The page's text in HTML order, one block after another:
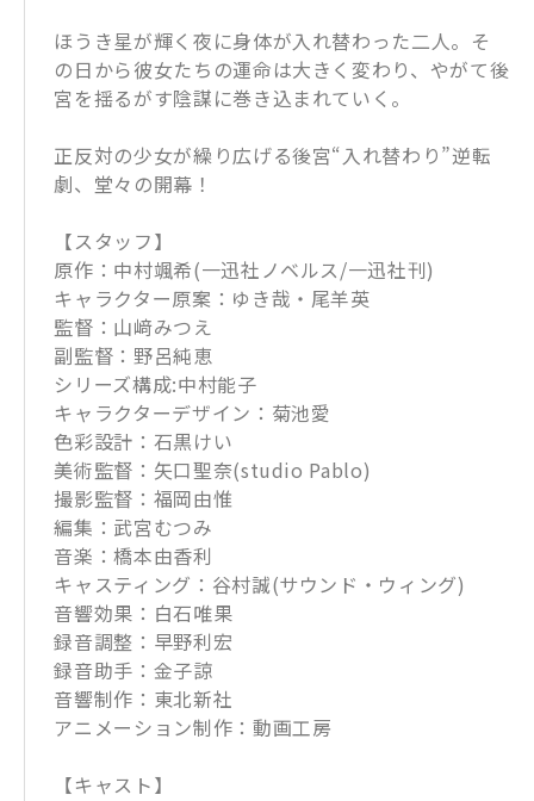
ほうき星が輝く夜に身体が入れ替わった二人。そ
の日から彼女たちの運命は大きく変わり、やがて後
宮を揺るがす陰謀に巻き込まれていく。
正反対の少女が繰り広げる後宮“入れ替わり”逆転
劇、堂々の開幕！
【スタッフ】
原作：中村颯希(一迅社ノベルス/一迅社刊)
キャラクター原案：ゆき哉・尾羊英
監督：山﨑みつえ
副監督：野呂純恵
シリーズ構成:中村能子
キャラクターデザイン：菊池愛
色彩設計：石黒けい
美術監督：矢口聖奈(studio Pablo)
撮影監督：福岡由惟
編集：武宮むつみ
音楽：橋本由香利
キャスティング：谷村誠(サウンド・ウィング)
音響効果：白石唯果
録音調整：早野利宏
録音助手：金子諒
音響制作：東北新社
アニメーション制作：動画工房
【キャスト】